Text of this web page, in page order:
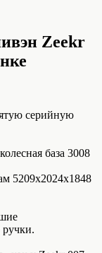
Zeekr
серийную
база 3008
5209х2024х1848
ручки.